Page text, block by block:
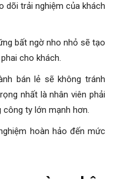
dõi trải nghiệm của khách
bất ngờ nho nhỏ sẽ tạo
cho khách.
bán lẻ sẽ không tránh
nhất là nhân viên phải
ty lớn mạnh hơn.
hoàn hảo đến mức